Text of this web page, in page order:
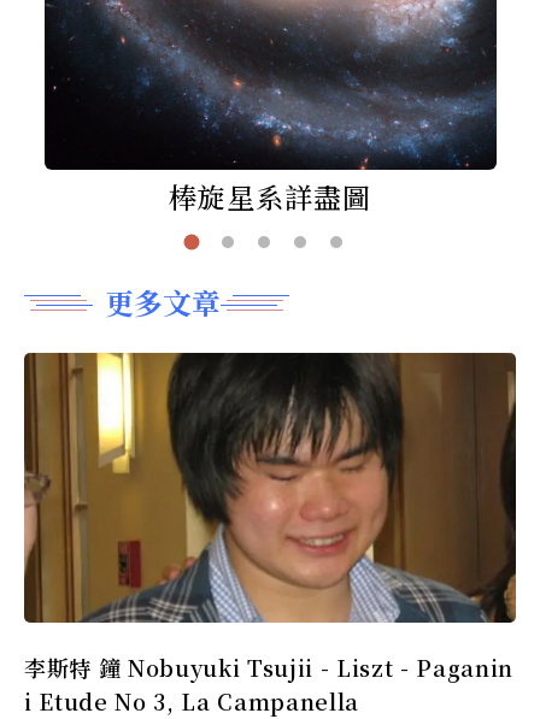
棒旋星系詳盡圖
更多文章
李斯特 鐘 Nobuyuki Tsujii - Liszt - Paganin
i Etude No 3, La Campanella